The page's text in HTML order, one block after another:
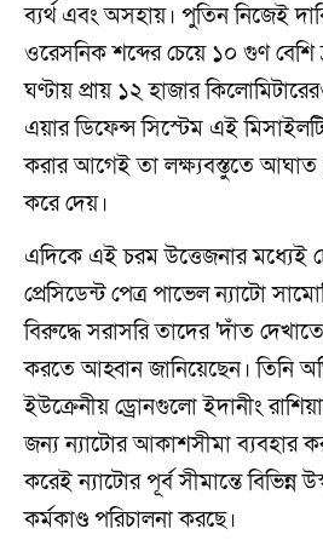
ব্যর্থ এবং অসহায়। পুতিন নিজেই
ওরেসনিক শব্দের চেয়ে ১০ গুণ
ঘণ্টায় প্রায় ১২ হাজার
এয়ার ডিফেন্স সিস্টেম এই
করার আগেই তা লক্ষ্যবস্তুতে আঘাত
করে দেয়।
এদিকে এই চরম উত্তেজনার মধ্যেই
প্রেসিডেন্ট পেত্র পাভেল ন্যাটো
বিরুদ্ধে সরাসরি তাদের 'দাঁত
করতে আহ্বান জানিয়েছেন। তিনি
ইউক্রেনীয় ড্রোনগুলো ইদানীং
জন্য ন্যাটোর আকাশসীমা ব্যবহার
করেই ন্যাটোর পূর্ব সীমান্তে বিভিন্ন
কর্মকাণ্ড পরিচালনা করছে।